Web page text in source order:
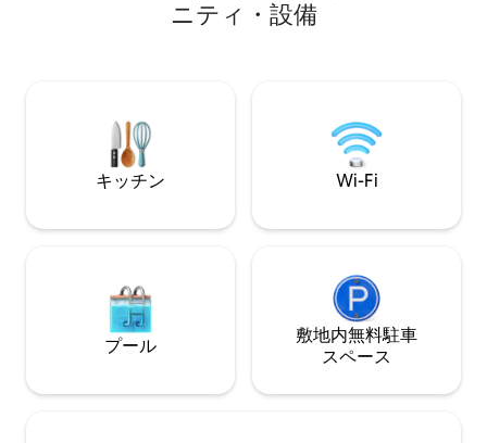
ください。専用アクセス、仕事やストリ
デルタ/エマラレンティアパーク、パーク
ビュー＆ランドリッジゴルフクラブまで
車/Uberで5 ～10分。サンドトン、ローズ
バンクモール、ゴートレイン、FNBスタ
囲んだりしましょ
所が待っています
ニティ・設備
キッチン Wi-Fi
プール
敷地内無料駐⁠車
ス⁠ペ⁠ー⁠ス